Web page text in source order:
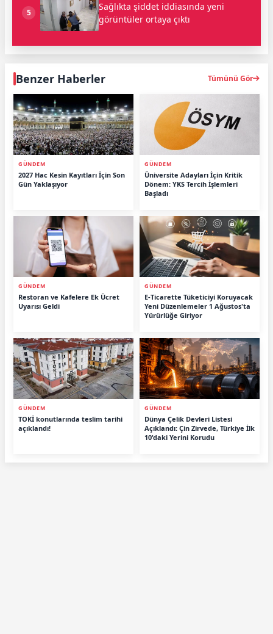
5
Sağlıkta şiddet iddiasında yeni
görüntüler ortaya çıktı
Benzer Haberler Tümünü Gör
GÜNDEM
2027 Hac Kesin Kayıtları İçin Son
Gün Yaklaşıyor
GÜNDEM
Üniversite Adayları İçin Kritik
Dönem: YKS Tercih İşlemleri
Başladı
GÜNDEM
Restoran ve Kafelere Ek Ücret
Uyarısı Geldi
GÜNDEM
E-Ticarette Tüketiciyi Koruyacak
Yeni Düzenlemeler 1 Ağustos'ta
Yürürlüğe Giriyor
GÜNDEM
TOKİ konutlarında teslim tarihi
açıklandı!
GÜNDEM
Dünya Çelik Devleri Listesi
Açıklandı: Çin Zirvede, Türkiye İlk
10'daki Yerini Korudu